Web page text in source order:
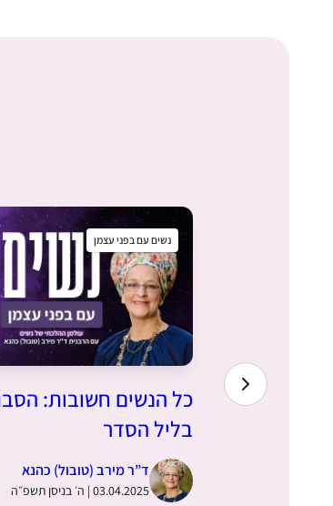
עם בפני
נשים עם בפני עצמן
כל הנשים חשובות:
בליל הסדר
ד”ר מירב (טובול) כהנא
03.04.2025 | ה׳ בניסן תשפ״ה